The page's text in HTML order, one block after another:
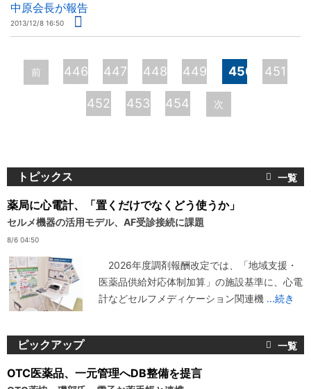
中原会長が報告
2013/12/8 16:50
ペ
ー
前 446 447 448 449 450 451
452 453 454 次
トピックス
薬局に心電計、「置くだけでなくどう使うか」
セルメ機器の活用モデル、AF受診接続に課題
8/6 04:50
2026年度調剤報酬改定では、「地域支援・
医薬品供給対応体制加算」の施設基準に、心電
計などセルフメディケーション関連機 ...続き
ピックアップ
OTC医薬品、一元管理へDB整備を提言